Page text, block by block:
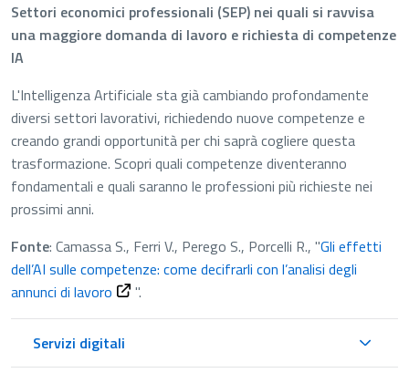
Settori economici professionali (SEP) nei quali si ravvisa
una maggiore domanda di lavoro e richiesta di competenze
IA
L'Intelligenza Artificiale sta già cambiando profondamente
diversi settori lavorativi, richiedendo nuove competenze e
creando grandi opportunità per chi saprà cogliere questa
trasformazione. Scopri quali competenze diventeranno
fondamentali e quali saranno le professioni più richieste nei
prossimi anni.
Fonte: Camassa S., Ferri V., Perego S., Porcelli R., "Gli effetti
dell’AI sulle competenze: come decifrarli con l’analisi degli
annunci di lavoro
".
Servizi digitali